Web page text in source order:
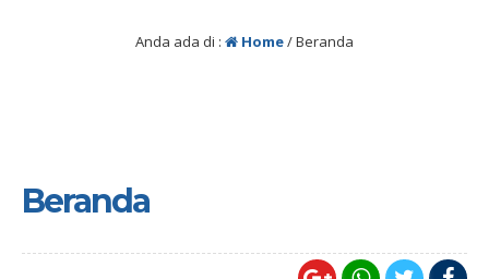
Anda ada di : Home/Beranda
Beranda